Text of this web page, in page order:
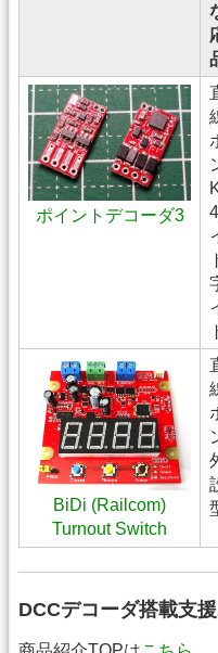
ポイントデコーダ3
BiDi (Railcom)
Turnout Switch
DCCデコーダ搭載支